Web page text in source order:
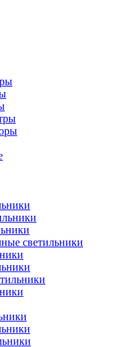
светильники